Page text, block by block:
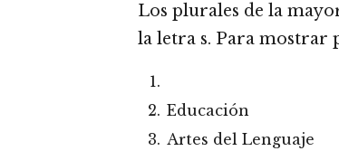
Los plurales de la
la letra s. Para mostrar
Educación
Artes del Lenguaje